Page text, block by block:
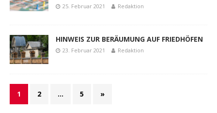
25. Februar 2021 Redaktion
HINWEIS ZUR BERÄUMUNG AUF FRIEDHÖFEN
23. Februar 2021 Redaktion
1 2 … 5 »